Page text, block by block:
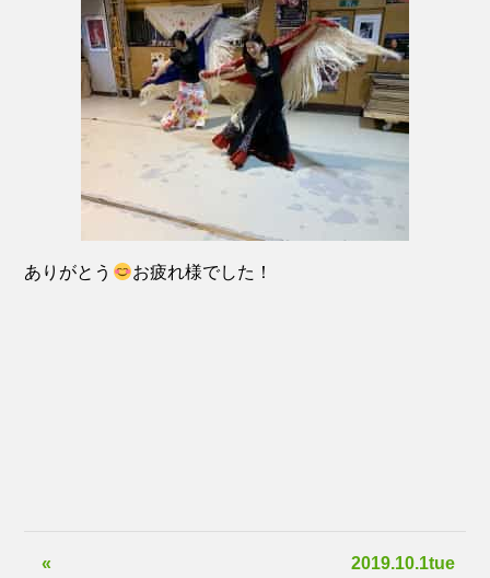
ありがとう お疲れ様でした！
«
2019.10.1tue